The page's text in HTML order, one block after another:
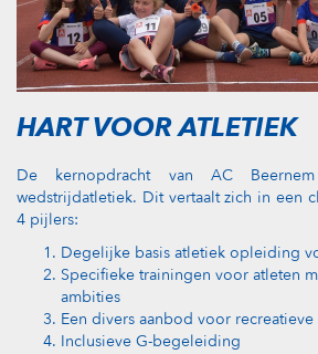
HART VOOR ATLETIEK
De kernopdracht van AC
wedstrijdatletiek. Dit vertaalt zich in een
4 pijlers:
Degelijke basis atletiek opleiding
Specifieke trainingen voor atleten
ambities
Een divers aanbod voor
Inclusieve G-begeleiding